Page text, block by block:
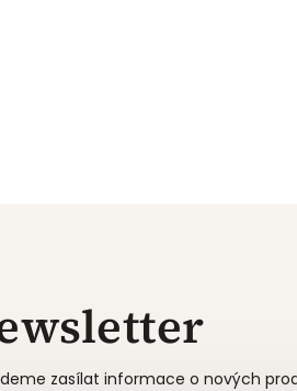
zasílat informace o nových